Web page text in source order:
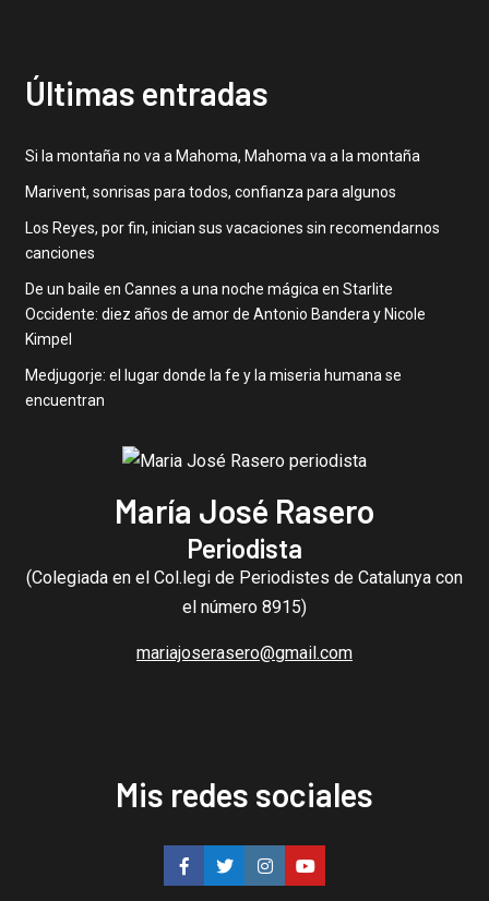
Últimas entradas
Si la montaña no va a Mahoma, Mahoma va a la montaña
Marivent, sonrisas para todos, confianza para algunos
Los Reyes, por fin, inician sus vacaciones sin recomendarnos
canciones
De un baile en Cannes a una noche mágica en Starlite
Occidente: diez años de amor de Antonio Bandera y Nicole
Kimpel
Medjugorje: el lugar donde la fe y la miseria humana se
encuentran
María José Rasero
Periodista
(Colegiada en el Col.legi de Periodistes de Catalunya con
el número 8915)
mariajoserasero@gmail.com
Mis redes sociales